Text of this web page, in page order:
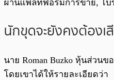
ผ่านแพลทฟอร์มการขาย, โบ
นักขุดจะยังคงต้องเ
นาย Roman Buzko หุ้นส่วน
โดยเขาได้ให้รายละเอียดว่า